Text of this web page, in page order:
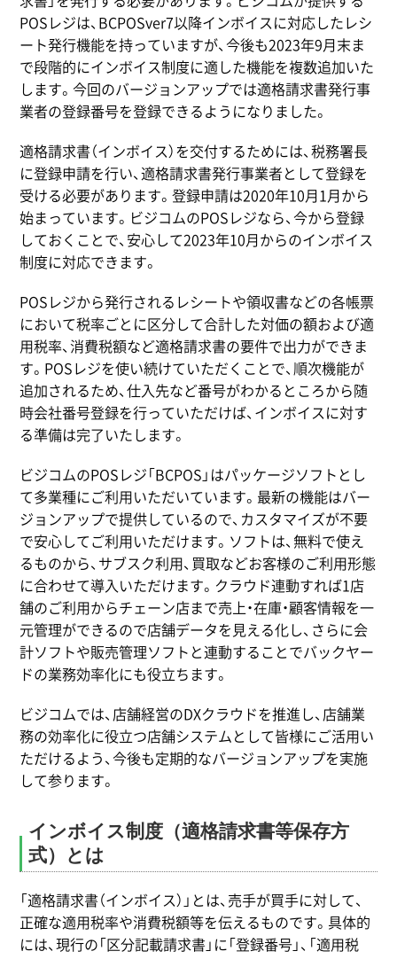
POSレジは、BCPOSver7以降インボイスに対応したレシ
ート発行機能を持っていますが、今後も2023年9月末ま
で段階的にインボイス制度に適した機能を複数追加いた
します。今回のバージョンアップでは適格請求書発行事
業者の登録番号を登録できるようになりました。
適格請求書（インボイス）を交付するためには、税務署長
に登録申請を行い、適格請求書発行事業者として登録を
受ける必要があります。登録申請は2020年10月1月から
始まっています。ビジコムのPOSレジなら、今から登録
しておくことで、安心して2023年10月からのインボイス
制度に対応できます。
POSレジから発行されるレシートや領収書などの各帳票
において税率ごとに区分して合計した対価の額および適
用税率、消費税額など適格請求書の要件で出力ができま
す。POSレジを使い続けていただくことで、順次機能が
追加されるため、仕入先など番号がわかるところから随
時会社番号登録を行っていただけば、インボイスに対す
る準備は完了いたします。
ビジコムのPOSレジ「BCPOS」はパッケージソフトとし
て多業種にご利用いただいています。最新の機能はバー
ジョンアップで提供しているので、カスタマイズが不要
で安心してご利用いただけます。ソフトは、無料で使え
るものから、サブスク利用、買取などお客様のご利用形態
に合わせて導入いただけます。クラウド連動すれば1店
舗のご利用からチェーン店まで売上・在庫・顧客情報を一
元管理ができるので店舗データを見える化し、さらに会
計ソフトや販売管理ソフトと連動することでバックヤー
ドの業務効率化にも役立ちます。
ビジコムでは、店舗経営のDXクラウドを推進し、店舗業
務の効率化に役立つ店舗システムとして皆様にご活用い
ただけるよう、今後も定期的なバージョンアップを実施
して参ります。
インボイス制度（適格請求書等保存方
式）とは
「適格請求書（インボイス）」とは、売手が買手に対して、
正確な適用税率や消費税額等を伝えるものです。具体的
には、現行の「区分記載請求書」に「登録番号」、「適用税